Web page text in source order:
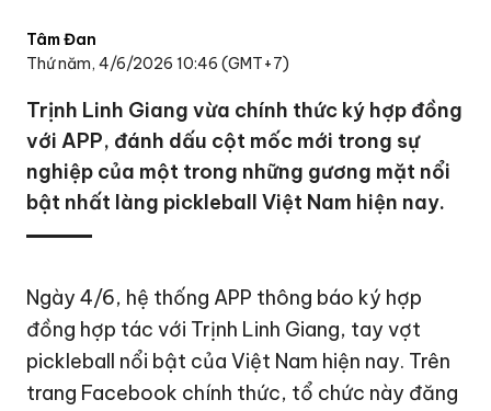
Tâm Đan
Thứ năm, 4/6/2026 10:46 (GMT+7)
Trịnh Linh Giang vừa chính thức ký hợp đồng
với APP, đánh dấu cột mốc mới trong sự
nghiệp của một trong những gương mặt nổi
bật nhất làng pickleball Việt Nam hiện nay.
Ngày 4/6, hệ thống APP thông báo ký hợp
đồng hợp tác với Trịnh Linh Giang, tay vợt
pickleball nổi bật của Việt Nam hiện nay. Trên
trang Facebook chính thức, tổ chức này đăng